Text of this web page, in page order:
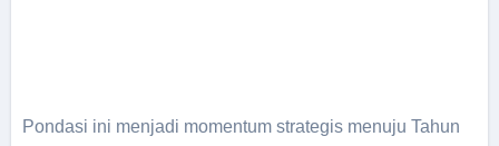
Pondasi ini menjadi momentum strategis menuju Tahun